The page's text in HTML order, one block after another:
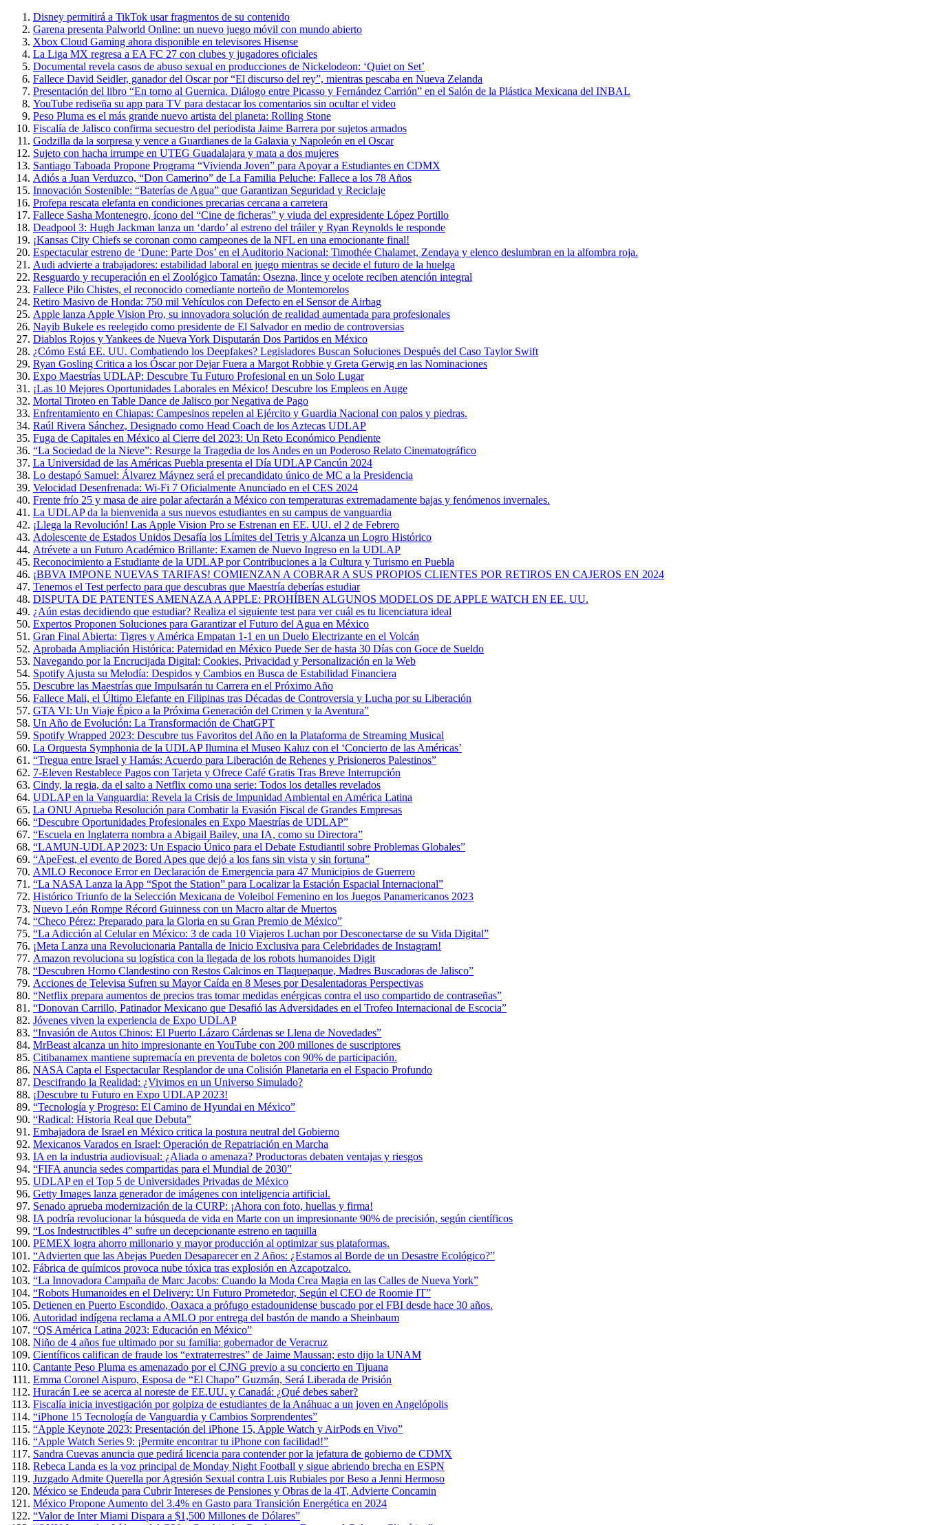
Disney permitirá a TikTok usar fragmentos de su contenido
Garena presenta Palworld Online: un nuevo juego móvil con mundo abierto
Xbox Cloud Gaming ahora disponible en televisores Hisense
La Liga MX regresa a EA FC 27 con clubes y jugadores oficiales
Documental revela casos de abuso sexual en producciones de Nickelodeon: ‘Quiet on Set’
Fallece David Seidler, ganador del Oscar por “El discurso del rey”, mientras pescaba en Nueva Zelanda
Presentación del libro “En torno al Guernica. Diálogo entre Picasso y Fernández Carrión” en el Salón de la Plástica Mexicana del INBAL
YouTube rediseña su app para TV para destacar los comentarios sin ocultar el video
Peso Pluma es el más grande nuevo artista del planeta: Rolling Stone
Fiscalía de Jalisco confirma secuestro del periodista Jaime Barrera por sujetos armados
Godzilla da la sorpresa y vence a Guardianes de la Galaxia y Napoleón en el Oscar
Sujeto con hacha irrumpe en UTEG Guadalajara y mata a dos mujeres
Santiago Taboada Propone Programa “Vivienda Joven” para Apoyar a Estudiantes en CDMX
Adiós a Juan Verduzco, “Don Camerino” de La Familia Peluche: Fallece a los 78 Años
Innovación Sostenible: “Baterías de Agua” que Garantizan Seguridad y Reciclaje
Profepa rescata elefanta en condiciones precarias cercana a carretera
Fallece Sasha Montenegro, ícono del “Cine de ficheras” y viuda del expresidente López Portillo
Deadpool 3: Hugh Jackman lanza un ‘dardo’ al estreno del tráiler y Ryan Reynolds le responde
¡Kansas City Chiefs se coronan como campeones de la NFL en una emocionante final!
Espectacular estreno de ‘Dune: Parte Dos’ en el Auditorio Nacional: Timothée Chalamet, Zendaya y elenco deslumbran en la alfombra roja.
Audi advierte a trabajadores: estabilidad laboral en juego mientras se decide el futuro de la huelga
Resguardo y recuperación en el Zoológico Tamatán: Osezna, lince y ocelote reciben atención integral
Fallece Pilo Chistes, el reconocido comediante norteño de Montemorelos
Retiro Masivo de Honda: 750 mil Vehículos con Defecto en el Sensor de Airbag
Apple lanza Apple Vision Pro, su innovadora solución de realidad aumentada para profesionales
Nayib Bukele es reelegido como presidente de El Salvador en medio de controversias
Diablos Rojos y Yankees de Nueva York Disputarán Dos Partidos en México
¿Cómo Está EE. UU. Combatiendo los Deepfakes? Legisladores Buscan Soluciones Después del Caso Taylor Swift
Ryan Gosling Critica a los Óscar por Dejar Fuera a Margot Robbie y Greta Gerwig en las Nominaciones
Expo Maestrías UDLAP: Descubre Tu Futuro Profesional en un Solo Lugar
¡Las 10 Mejores Oportunidades Laborales en México! Descubre los Empleos en Auge
Mortal Tiroteo en Table Dance de Jalisco por Negativa de Pago
Enfrentamiento en Chiapas: Campesinos repelen al Ejército y Guardia Nacional con palos y piedras.
Raúl Rivera Sánchez, Designado como Head Coach de los Aztecas UDLAP
Fuga de Capitales en México al Cierre del 2023: Un Reto Económico Pendiente
“La Sociedad de la Nieve”: Resurge la Tragedia de los Andes en un Poderoso Relato Cinematográfico
La Universidad de las Américas Puebla presenta el Día UDLAP Cancún 2024
Lo destapó Samuel: Álvarez Máynez será el precandidato único de MC a la Presidencia
Velocidad Desenfrenada: Wi-Fi 7 Oficialmente Anunciado en el CES 2024
Frente frío 25 y masa de aire polar afectarán a México con temperaturas extremadamente bajas y fenómenos invernales.
La UDLAP da la bienvenida a sus nuevos estudiantes en su campus de vanguardia
¡Llega la Revolución! Las Apple Vision Pro se Estrenan en EE. UU. el 2 de Febrero
Adolescente de Estados Unidos Desafía los Límites del Tetris y Alcanza un Logro Histórico
Atrévete a un Futuro Académico Brillante: Examen de Nuevo Ingreso en la UDLAP
Reconocimiento a Estudiante de la UDLAP por Contribuciones a la Cultura y Turismo en Puebla
¡BBVA IMPONE NUEVAS TARIFAS! COMIENZAN A COBRAR A SUS PROPIOS CLIENTES POR RETIROS EN CAJEROS EN 2024
Tenemos el Test perfecto para que descubras que Maestría deberías estudiar
DISPUTA DE PATENTES AMENAZA A APPLE: PROHÍBEN ALGUNOS MODELOS DE APPLE WATCH EN EE. UU.
¿Aún estas decidiendo que estudiar? Realiza el siguiente test para ver cuál es tu licenciatura ideal
Expertos Proponen Soluciones para Garantizar el Futuro del Agua en México
Gran Final Abierta: Tigres y América Empatan 1-1 en un Duelo Electrizante en el Volcán
Aprobada Ampliación Histórica: Paternidad en México Puede Ser de hasta 30 Días con Goce de Sueldo
Navegando por la Encrucijada Digital: Cookies, Privacidad y Personalización en la Web
Spotify Ajusta su Melodía: Despidos y Cambios en Busca de Estabilidad Financiera
Descubre las Maestrías que Impulsarán tu Carrera en el Próximo Año
Fallece Mali, el Último Elefante en Filipinas tras Décadas de Controversia y Lucha por su Liberación
GTA VI: Un Viaje Épico a la Próxima Generación del Crimen y la Aventura”
Un Año de Evolución: La Transformación de ChatGPT
Spotify Wrapped 2023: Descubre tus Favoritos del Año en la Plataforma de Streaming Musical
La Orquesta Symphonia de la UDLAP Ilumina el Museo Kaluz con el ‘Concierto de las Américas’
“Tregua entre Israel y Hamás: Acuerdo para Liberación de Rehenes y Prisioneros Palestinos”
7-Eleven Restablece Pagos con Tarjeta y Ofrece Café Gratis Tras Breve Interrupción
Cindy, la regia, da el salto a Netflix como una serie: Todos los detalles revelados
UDLAP en la Vanguardia: Revela la Crisis de Impunidad Ambiental en América Latina
La ONU Aprueba Resolución para Combatir la Evasión Fiscal de Grandes Empresas
“Descubre Oportunidades Profesionales en Expo Maestrías de UDLAP”
“Escuela en Inglaterra nombra a Abigail Bailey, una IA, como su Directora”
“LAMUN-UDLAP 2023: Un Espacio Único para el Debate Estudiantil sobre Problemas Globales”
“ApeFest, el evento de Bored Apes que dejó a los fans sin vista y sin fortuna”
AMLO Reconoce Error en Declaración de Emergencia para 47 Municipios de Guerrero
“La NASA Lanza la App “Spot the Station” para Localizar la Estación Espacial Internacional”
Histórico Triunfo de la Selección Mexicana de Voleibol Femenino en los Juegos Panamericanos 2023
Nuevo León Rompe Récord Guinness con un Macro altar de Muertos
“Checo Pérez: Preparado para la Gloria en su Gran Premio de México”
“La Adicción al Celular en México: 3 de cada 10 Viajeros Luchan por Desconectarse de su Vida Digital”
¡Meta Lanza una Revolucionaria Pantalla de Inicio Exclusiva para Celebridades de Instagram!
Amazon revoluciona su logística con la llegada de los robots humanoides Digit
“Descubren Horno Clandestino con Restos Calcinos en Tlaquepaque, Madres Buscadoras de Jalisco”
Acciones de Televisa Sufren su Mayor Caída en 8 Meses por Desalentadoras Perspectivas
“Netflix prepara aumentos de precios tras tomar medidas enérgicas contra el uso compartido de contraseñas”
“Donovan Carrillo, Patinador Mexicano que Desafió las Adversidades en el Trofeo Internacional de Escocia”
Jóvenes viven la experiencia de Expo UDLAP
“Invasión de Autos Chinos: El Puerto Lázaro Cárdenas se Llena de Novedades”
MrBeast alcanza un hito impresionante en YouTube con 200 millones de suscriptores
Citibanamex mantiene supremacía en preventa de boletos con 90% de participación.
NASA Capta el Espectacular Resplandor de una Colisión Planetaria en el Espacio Profundo
Descifrando la Realidad: ¿Vivimos en un Universo Simulado?
¡Descubre tu Futuro en Expo UDLAP 2023!
“Tecnología y Progreso: El Camino de Hyundai en México”
“Radical: Historia Real que Debuta”
Embajadora de Israel en México critica la postura neutral del Gobierno
Mexicanos Varados en Israel: Operación de Repatriación en Marcha
IA en la industria audiovisual: ¿Aliada o amenaza? Productoras debaten ventajas y riesgos
“FIFA anuncia sedes compartidas para el Mundial de 2030”
UDLAP en el Top 5 de Universidades Privadas de México
Getty Images lanza generador de imágenes con inteligencia artificial.
Senado aprueba modernización de la CURP: ¡Ahora con foto, huellas y firma!
IA podría revolucionar la búsqueda de vida en Marte con un impresionante 90% de precisión, según científicos
“Los Indestructibles 4” sufre un decepcionante estreno en taquilla
PEMEX logra ahorro millonario y mayor producción al optimizar sus plataformas.
“Advierten que las Abejas Pueden Desaparecer en 2 Años: ¿Estamos al Borde de un Desastre Ecológico?”
Fábrica de químicos provoca nube tóxica tras explosión en Azcapotzalco.
“La Innovadora Campaña de Marc Jacobs: Cuando la Moda Crea Magia en las Calles de Nueva York”
“Robots Humanoides en el Delivery: Un Futuro Prometedor, Según el CEO de Roomie IT”
Detienen en Puerto Escondido, Oaxaca a prófugo estadounidense buscado por el FBI desde hace 30 años.
Autoridad indígena reclama a AMLO por entrega del bastón de mando a Sheinbaum
“QS América Latina 2023: Educación en México”
Niño de 4 años fue ultimado por su familia: gobernador de Veracruz
Científicos califican de fraude los “extraterrestres” de Jaime Maussan; esto dijo la UNAM
Cantante Peso Pluma es amenazado por el CJNG previo a su concierto en Tijuana
Emma Coronel Aispuro, Esposa de “El Chapo” Guzmán, Será Liberada de Prisión
Huracán Lee se acerca al noreste de EE.UU. y Canadá: ¿Qué debes saber?
Fiscalía inicia investigación por golpiza de estudiantes de la Anáhuac a un joven en Angelópolis
“iPhone 15 Tecnología de Vanguardia y Cambios Sorprendentes”
“Apple Keynote 2023: Presentación del iPhone 15, Apple Watch y AirPods en Vivo”
“Apple Watch Series 9: ¡Permite encontrar tu iPhone con facilidad!”
Sandra Cuevas anuncia que pedirá licencia para contender por la jefatura de gobierno de CDMX
Rebeca Landa es la voz principal de Monday Night Football y sigue abriendo brecha en ESPN
Juzgado Admite Querella por Agresión Sexual contra Luis Rubiales por Beso a Jenni Hermoso
México se Endeuda para Cubrir Intereses de Pensiones y Obras de la 4T, Advierte Concamin
México Propone Aumento del 3.4% en Gasto para Transición Energética en 2024
“Valor de Inter Miami Dispara a $1,500 Millones de Dólares”